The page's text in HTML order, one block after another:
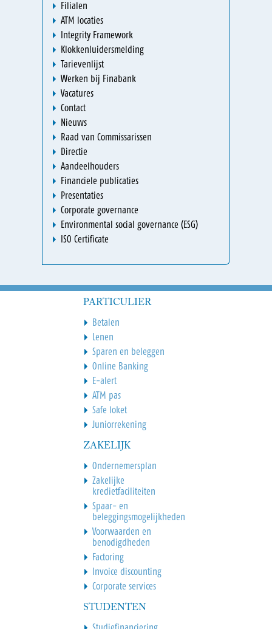
Filialen
ATM locaties
Integrity Framework
Klokkenluidersmelding
Tarievenlijst
Werken bij Finabank
Vacatures
Contact
Nieuws
Raad van Commissarissen
Directie
Aandeelhouders
Financiele publicaties
Presentaties
Corporate governance
Environmental social governance (ESG)
ISO Certificate
PARTICULIER
Betalen
Lenen
Sparen en beleggen
Online Banking
E-alert
ATM pas
Safe loket
Juniorrekening
ZAKELIJK
Ondernemersplan
Zakelijke
kredietfaciliteiten
Spaar- en
beleggingsmogelijkheden
Voorwaarden en
benodigdheden
Factoring
Invoice discounting
Corporate services
STUDENTEN